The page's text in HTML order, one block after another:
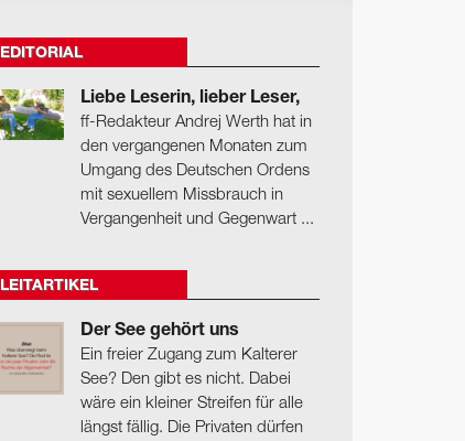
EDITORIAL
Liebe Leserin, lieber Leser,
ff-Redakteur Andrej Werth hat in
den vergangenen Monaten zum
Umgang des Deutschen Ordens
mit sexuellem Missbrauch in
Vergangenheit und Gegenwart ...
LEITARTIKEL
Der See gehört uns
Ein freier Zugang zum Kalterer
See? Den gibt es nicht. Dabei
wäre ein kleiner Streifen für alle
längst fällig. Die Privaten dürfen